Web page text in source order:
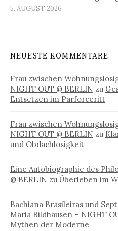
5. AUGUST 2026
NEUESTE KOMMENTARE
Frau zwischen
NIGHT OUT @ BERLIN zu
Entsetzen im Parforceritt
Frau zwischen
NIGHT OUT @ BERLIN zu
und Obdachlosigkeit
Eine Autobiographie des
@ BERLIN zu Überleben im
Bachiana Brasileiras und
Maria Bildhausen – NIGHT
Mythen der Moderne